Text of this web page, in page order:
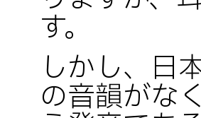
す。
しかし、日
の音韻がな